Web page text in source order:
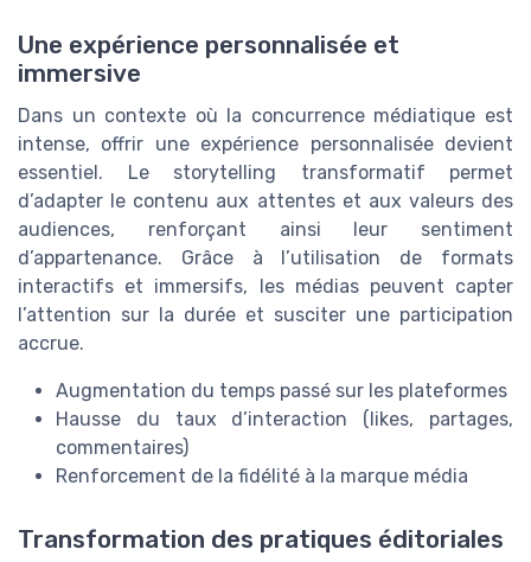
Une expérience personnalisée et
immersive
Dans un contexte où la concurrence médiatique est
intense, offrir une expérience personnalisée devient
essentiel. Le storytelling transformatif permet
d’adapter le contenu aux attentes et aux valeurs des
audiences, renforçant ainsi leur sentiment
d’appartenance. Grâce à l’utilisation de formats
interactifs et immersifs, les médias peuvent capter
l’attention sur la durée et susciter une participation
accrue.
Augmentation du temps passé sur les plateformes
Hausse du taux d’interaction (likes, partages,
commentaires)
Renforcement de la fidélité à la marque média
Transformation des pratiques éditoriales